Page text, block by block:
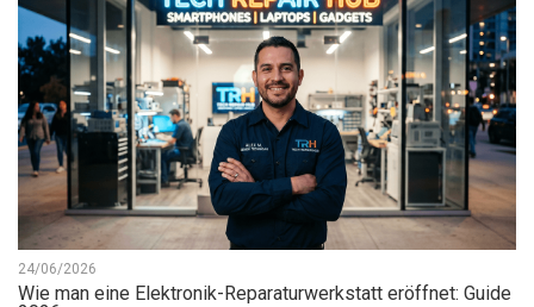
24/06/2026
Wie man eine Elektronik-Reparaturwerkstatt eröffnet: Guide